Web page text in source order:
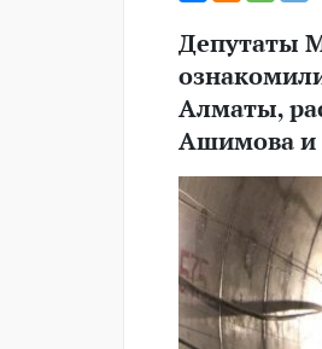
Депутаты
Алматы,
Ашимова и